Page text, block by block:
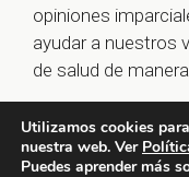
opiniones
ayudar a nuestros
de salud de
© 2026
Utilizamos cookies
nuestra web. Ver
Puedes aprender más